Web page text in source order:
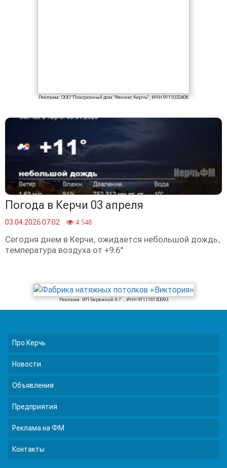
Реклама: ООО "Похоронный дом "Феникс Керчь", ИНН 9111032406
Погода в Керчи 03 апреля
03.04.2026 07:02 4 548
Сегодня днем в Керчи, ожидается небольшой дождь,
температура воздуха от +9.6°
Реклама: ИП Бережной А.Г., ИНН 911116150093
Про Керчь
Новости
Объявления
Предприятия
Реклама на ФМ
Контакты